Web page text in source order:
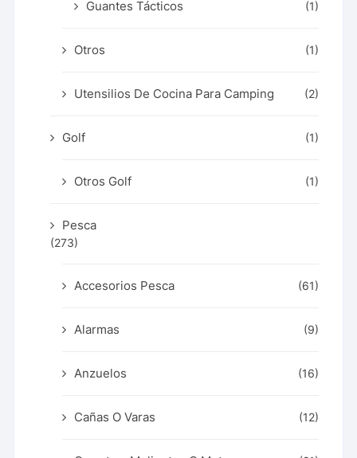
Guantes Tácticos (1)
Otros (1)
Utensilios De Cocina Para Camping (2)
Golf (1)
Otros Golf (1)
Pesca
(273)
Accesorios Pesca (61)
Alarmas (9)
Anzuelos (16)
Cañas O Varas (12)